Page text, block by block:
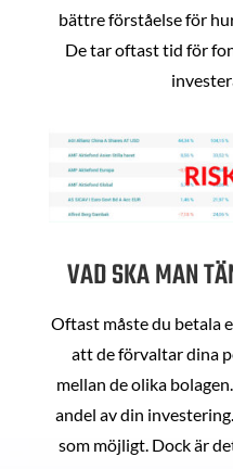
bättre förståelse för
De tar oftast tid för
VAD SKA MAN
Oftast måste du betala
att de förvaltar dina
mellan de olika
andel av din
som möjligt. Dock är